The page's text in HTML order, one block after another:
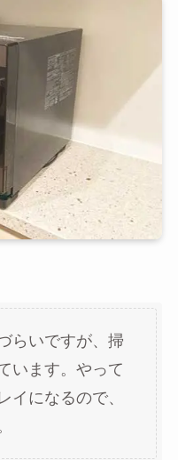
らいですが、掃
います。やって
イになるので、